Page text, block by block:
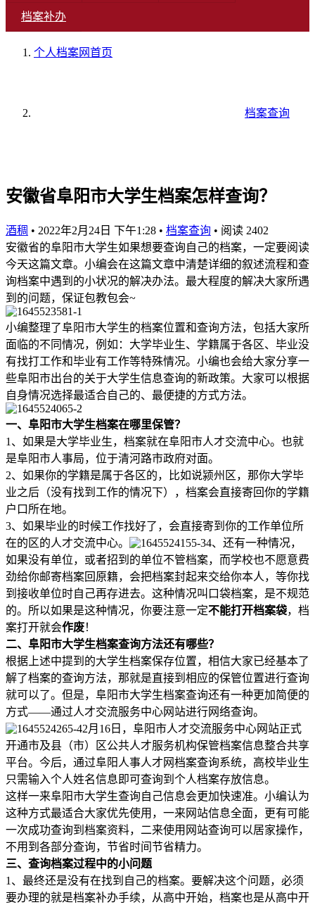
档案补办
个人档案网首页
档案查询
安徽省阜阳市大学生档案怎样查询？
酒稠 • 2022年2月24日 下午1:28 • 档案查询 • 阅读 2402
安徽省的阜阳市大学生如果想要查询自己的档案，一定要阅读
今天这篇文章。小编会在这篇文章中清楚详细的叙述流程和查
询档案中遇到的小状况的解决办法。最大程度的解决大家所遇
到的问题，保证包教包会~
小编整理了阜阳市大学生的档案位置和查询方法，包括大家所
面临的不同情况，例如：大学毕业生、学籍属于各区、毕业没
有找打工作和毕业有工作等特殊情况。小编也会给大家分享一
些阜阳市出台的关于大学生信息查询的新政策。大家可以根据
自身情况选择最适合自己的、最便捷的方式方法。
一、阜阳市大学生档案在哪里保管？
1、如果是大学毕业生，档案就在阜阳市人才交流中心。也就
是阜阳市人事局，位于清河路市政府对面。
2、如果你的学籍是属于各区的，比如说颍州区，那你大学毕
业之后（没有找到工作的情况下），档案会直接寄回你的学籍
户口所在地。
3、如果毕业的时候工作找好了，会直接寄到你的工作单位所
在的区的人才交流中心。
4、还有一种情况，
如果没有单位，或者招到的单位不管档案，而学校也不愿意费
劲给你邮寄档案回原籍，会把档案封起来交给你本人，等你找
到接收单位时自己再存进去。这种情况叫口袋档案，是不规范
的。所以如果是这种情况，你要注意一定不能打开档案袋，档
案打开就会作废！
二、阜阳市大学生档案查询方法还有哪些？
根据上述中提到的大学生档案保存位置，相信大家已经基本了
解了档案的查询方法，那就是直接到相应的保管位置进行查询
就可以了。但是，阜阳市大学生档案查询还有一种更加简便的
方式——通过人才交流服务中心网站进行网络查询。
2月16日，阜阳市人才交流服务中心网站正式
开通市及县（市）区公共人才服务机构保管档案信息整合共享
平台。今后，通过阜阳人事人才网档案查询系统，高校毕业生
只需输入个人姓名信息即可查询到个人档案存放信息。
这样一来阜阳市大学生查询自己信息会更加快速准。小编认为
这种方式最适合大家优先使用，一来网站信息全面，更有可能
一次成功查询到档案资料，二来使用网站查询可以居家操作，
不用到各部分查询，节省时间节省精力。
三、查询档案过程中的小问题
1、最终还是没有在找到自己的档案。要解决这个问题，必须
要办理的就是档案补办手续，从高中开始，档案也是从高中开